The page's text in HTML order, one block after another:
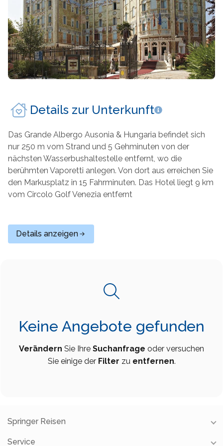
Thailand
Zypern
Mykonos
Naxos
Paros
Patmos
Serifos
Sifnos
Skiathos
Syros
Inselhüpfen
Details zur Unterkunft
Das Grande Albergo Ausonia & Hungaria befindet sich
nur 250 m vom Strand und 5 Gehminuten von der
nächsten Wasserbushaltestelle entfernt, wo die
berühmten Vaporetti anlegen. Von dort aus erreichen Sie
den Markusplatz in 15 Fahrminuten. Das Hotel liegt 9 km
vom Circolo Golf Venezia entfernt
Details anzeigen
Keine Angebote gefunden
Verändern Sie Ihre Suchanfrage oder versuchen
Sie einige der Filter zu entfernen.
Springer Reisen
Unsere Reisebüros
Service